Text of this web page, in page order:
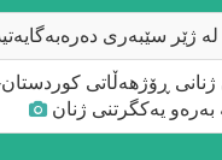
لە ژێر سێبەری
ژنانی ڕۆژهەڵاتی کوردستان-
بەرەو یەکگرتنی ژنان